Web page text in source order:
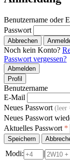
Benutzername oder
Passwort
Abbrechen
Noch kein Konto?
Passwort vergessen?
Abmelden
Profil
Benutzername
E-Mail
Neues Passwort (leer
Neues Passwort
Aktuelles Passwort *
Speichern
Modi: |